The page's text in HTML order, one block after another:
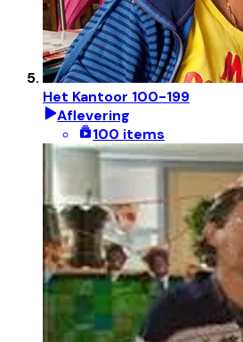
Het Kantoor 100-199
Aflevering
100 items